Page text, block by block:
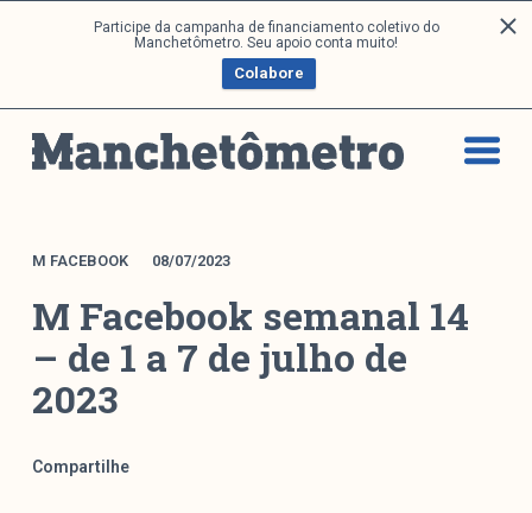
Participe da campanha de financiamento coletivo do
Manchetômetro. Seu apoio conta muito!
Colabore
a
p
Análises
DONI
Boletim M
M Facebook
M Instagram
Livros
Arquivos
M FACEBOOK 08/07/2023
M Facebook semanal 14
– de 1 a 7 de julho de
2023
Compartilhe